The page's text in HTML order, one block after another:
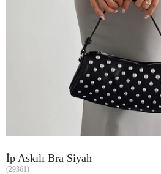
İp Askılı Bra Siyah
(29361)